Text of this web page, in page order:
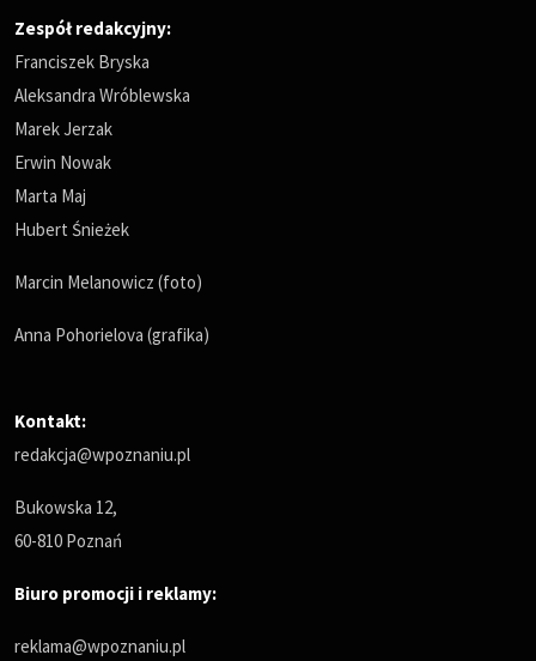
Zespół redakcyjny:
Franciszek Bryska
Aleksandra Wróblewska
Marek Jerzak
Erwin Nowak
Marta Maj
Hubert Śnieżek
Marcin Melanowicz (foto)
Anna Pohorielova (grafika)
Kontakt:
redakcja@wpoznaniu.pl
Bukowska 12,
60-810 Poznań
Biuro promocji i reklamy:
reklama@wpoznaniu.pl